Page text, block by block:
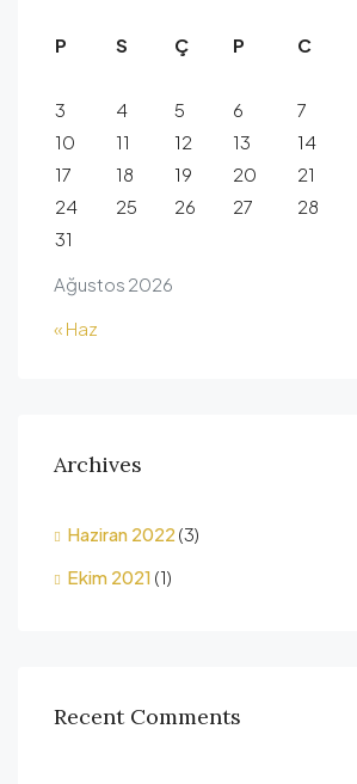
Ağustos 2026
P S Ç P C
3
4 5 6 7
10
11 12 13 14
17
18 19 20 21
24
25 26 27 28
31
« Haz
Archives
Haziran 2022 (3)
Ekim 2021 (1)
Recent Comments